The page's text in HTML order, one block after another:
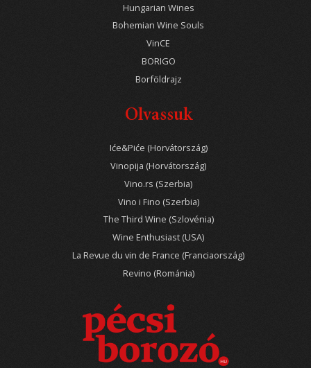
Hungarian Wines
Bohemian Wine Souls
VinCE
BORIGO
Borföldrajz
Olvassuk
Iće&Piće (Horvátország)
Vinopija (Horvátország)
Vino.rs (Szerbia)
Vino i Fino (Szerbia)
The Third Wine (Szlovénia)
Wine Enthusiast (USA)
La Revue du vin de France (Franciaország)
Revino (Románia)